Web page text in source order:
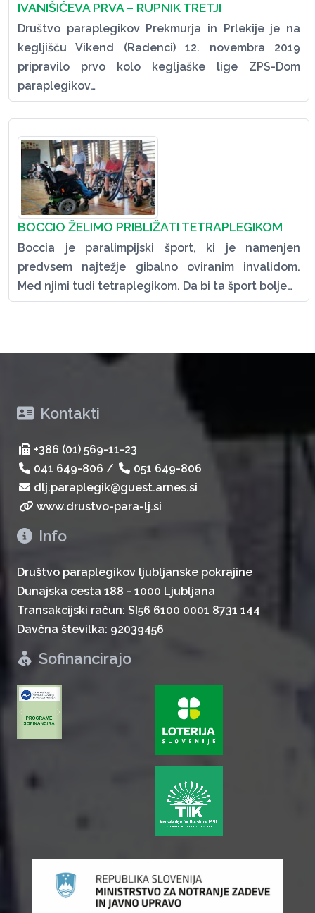
IVANIŠIČEVA PRVA – RUPNIK TRETJI
Društvo paraplegikov Prekmurja in Prlekije je na
kegljišču Vikend (Radenci) 12. novembra 2019
pripravilo prvo kolo kegljaške lige ZPS-Dom
paraplegikov…
BOCCIO ŽELIMO PRIBLIŽATI TETRAPLEGIKOM
Boccia je paralimpijski šport, ki je namenjen
predvsem najtežje gibalno oviranim invalidom.
Med njimi tudi tetraplegikom. Da bi ta šport bolje…
Kontakti
+386 (01) 569-11-23
041 649-806 /
051 649-806
dlj.paraplegik@guest.arnes.si
www.drustvo-para-lj.si
Info
Društvo paraplegikov ljubljanske pokrajine
Dunajska cesta 188 - 1000 Ljubljana
Transakcijski račun: SI56 6100 0001 8731 144
Davčna številka: 92039456
zurück
Sofinancirajo